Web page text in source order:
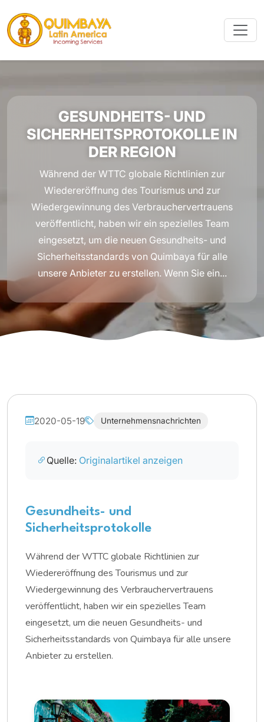
GESUNDHEITS- UND
SICHERHEITSPROTOKOLLE IN
DER REGION
Während der WTTC globale Richtlinien zur
Wiedereröffnung des Tourismus und zur
Wiedergewinnung des Verbrauchervertrauens
veröffentlicht, haben wir ein spezielles Team
eingesetzt, um die neuen Gesundheits- und
Sicherheitsstandards von Quimbaya für alle
unsere Anbieter zu erstellen. Wenn Sie ein...
2020-05-19 Unternehmensnachrichten
Quelle: Originalartikel anzeigen
Gesundheits- und
Sicherheitsprotokolle
Während der WTTC globale Richtlinien zur
Wiedereröffnung des Tourismus und zur
Wiedergewinnung des Verbrauchervertrauens
veröffentlicht, haben wir ein spezielles Team
eingesetzt, um die neuen Gesundheits- und
Sicherheitsstandards von Quimbaya für alle unsere
Anbieter zu erstellen.